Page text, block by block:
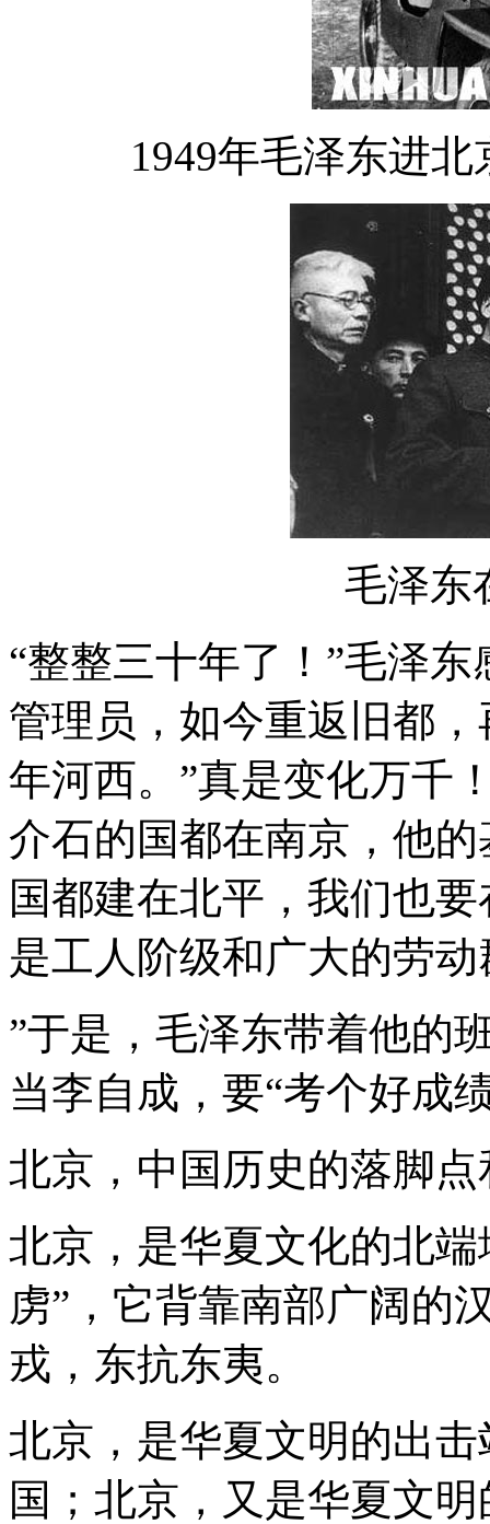
1949年毛泽东进
毛泽东
“整整三十年了！”毛泽
管理员，如今重返旧都
年河西。”真是变化万千
介石的国都在南京，他
国都建在北平，我们也
是工人阶级和广大的劳动
”于是，毛泽东带着他的
当李自成，要“考个好成
北京，中国历史的落脚
北京，是华夏文化的北
虏”，它背靠南部广阔的
戎，东抗东夷。
北京，是华夏文明的出
国；北京，又是华夏文